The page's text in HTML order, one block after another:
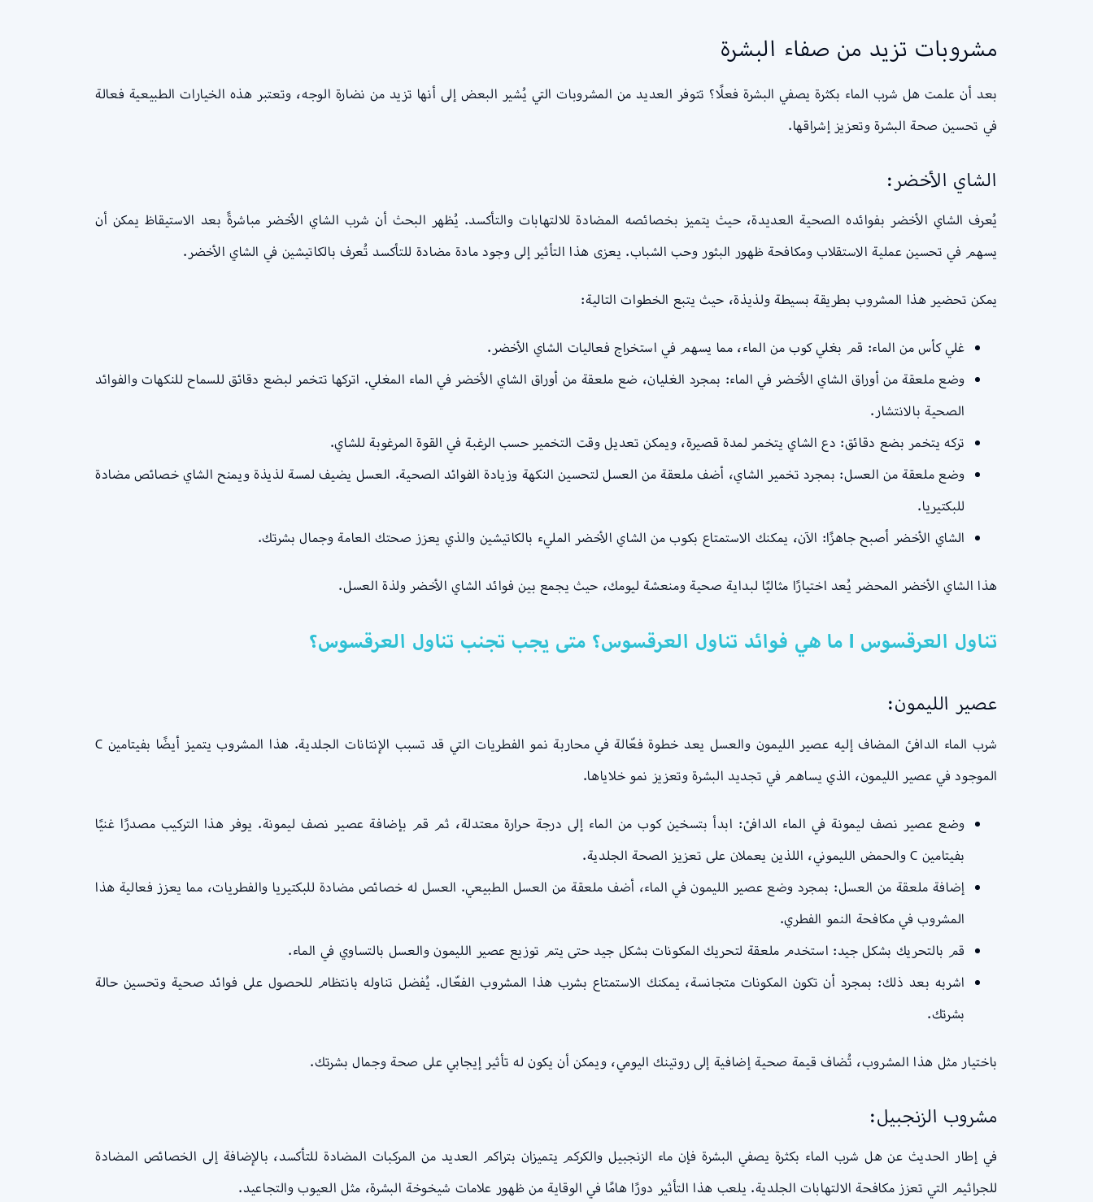
مشروبات تزيد من صفاء البشرة
بعد أن علمت هل شرب الماء بكثرة يصفي البشرة فعلًا؟ تتوفر العديد من المشروبات التي يُشير البعض إلى أنها تزيد من نضارة الوجه، وتعتبر هذه الخيارات الطبيعية فعالة
في تحسين صحة البشرة وتعزيز إشراقها.
الشاي الأخضر:
يُعرف الشاي الأخضر بفوائده الصحية العديدة، حيث يتميز بخصائصه المضادة للالتهابات والتأكسد. يُظهر البحث أن شرب الشاي الأخضر مباشرةً بعد الاستيقاظ يمكن أن
يسهم في تحسين عملية الاستقلاب ومكافحة ظهور البثور وحب الشباب. يعزى هذا التأثير إلى وجود مادة مضادة للتأكسد تُعرف بالكاتيشين في الشاي الأخضر.
يمكن تحضير هذا المشروب بطريقة بسيطة ولذيذة، حيث يتبع الخطوات التالية:
غلي كأس من الماء: قم بغلي كوب من الماء، مما يسهم في استخراج فعاليات الشاي الأخضر.
وضع ملعقة من أوراق الشاي الأخضر في الماء: بمجرد الغليان، ضع ملعقة من أوراق الشاي الأخضر في الماء المغلي. اتركها تتخمر لبضع دقائق للسماح للنكهات والفوائد
الصحية بالانتشار.
تركه يتخمر بضع دقائق: دع الشاي يتخمر لمدة قصيرة، ويمكن تعديل وقت التخمير حسب الرغبة في القوة المرغوبة للشاي.
وضع ملعقة من العسل: بمجرد تخمير الشاي، أضف ملعقة من العسل لتحسين النكهة وزيادة الفوائد الصحية. العسل يضيف لمسة لذيذة ويمنح الشاي خصائص مضادة
للبكتيريا.
الشاي الأخضر أصبح جاهزًا: الآن، يمكنك الاستمتاع بكوب من الشاي الأخضر المليء بالكاتيشين والذي يعزز صحتك العامة وجمال بشرتك.
هذا الشاي الأخضر المحضر يُعد اختيارًا مثاليًا لبداية صحية ومنعشة ليومك، حيث يجمع بين فوائد الشاي الأخضر ولذة العسل.
تناول العرقسوس l ما هي فوائد تناول العرقسوس؟ متى يجب تجنب تناول العرقسوس؟
عصير الليمون:
شرب الماء الدافئ المضاف إليه عصير الليمون والعسل يعد خطوة فعّالة في محاربة نمو الفطريات التي قد تسبب الإنتانات الجلدية. هذا المشروب يتميز أيضًا بفيتامين C
الموجود في عصير الليمون، الذي يساهم في تجديد البشرة وتعزيز نمو خلاياها.
وضع عصير نصف ليمونة في الماء الدافئ: ابدأ بتسخين كوب من الماء إلى درجة حرارة معتدلة، ثم قم بإضافة عصير نصف ليمونة. يوفر هذا التركيب مصدرًا غنيًا
بفيتامين C والحمض الليموني، اللذين يعملان على تعزيز الصحة الجلدية.
إضافة ملعقة من العسل: بمجرد وضع عصير الليمون في الماء، أضف ملعقة من العسل الطبيعي. العسل له خصائص مضادة للبكتيريا والفطريات، مما يعزز فعالية هذا
المشروب في مكافحة النمو الفطري.
قم بالتحريك بشكل جيد: استخدم ملعقة لتحريك المكونات بشكل جيد حتى يتم توزيع عصير الليمون والعسل بالتساوي في الماء.
اشربه بعد ذلك: بمجرد أن تكون المكونات متجانسة، يمكنك الاستمتاع بشرب هذا المشروب الفعّال. يُفضل تناوله بانتظام للحصول على فوائد صحية وتحسين حالة
بشرتك.
باختيار مثل هذا المشروب، تُضاف قيمة صحية إضافية إلى روتينك اليومي، ويمكن أن يكون له تأثير إيجابي على صحة وجمال بشرتك.
مشروب الزنجبيل:
في إطار الحديث عن هل شرب الماء بكثرة يصفي البشرة فإن ماء الزنجبيل والكركم يتميزان بتراكم العديد من المركبات المضادة للتأكسد، بالإضافة إلى الخصائص المضادة
للجراثيم التي تعزز مكافحة الالتهابات الجلدية. يلعب هذا التأثير دورًا هامًا في الوقاية من ظهور علامات شيخوخة البشرة، مثل العيوب والتجاعيد.